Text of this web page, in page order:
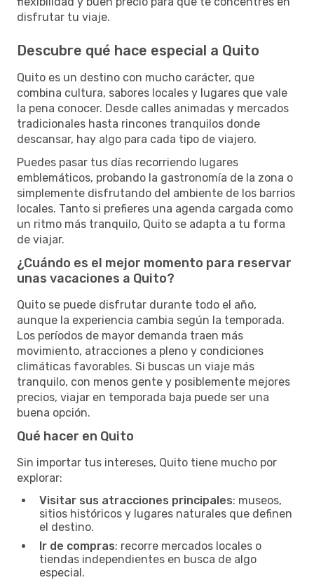
disfrutar tu viaje.
Descubre qué hace especial a Quito
Quito es un destino con mucho carácter, que
combina cultura, sabores locales y lugares que vale
la pena conocer. Desde calles animadas y mercados
tradicionales hasta rincones tranquilos donde
descansar, hay algo para cada tipo de viajero.
Puedes pasar tus días recorriendo lugares
emblemáticos, probando la gastronomía de la zona o
simplemente disfrutando del ambiente de los barrios
locales. Tanto si prefieres una agenda cargada como
un ritmo más tranquilo, Quito se adapta a tu forma
de viajar.
¿Cuándo es el mejor momento para reservar
unas vacaciones a Quito?
Quito se puede disfrutar durante todo el año,
aunque la experiencia cambia según la temporada.
Los períodos de mayor demanda traen más
movimiento, atracciones a pleno y condiciones
climáticas favorables. Si buscas un viaje más
tranquilo, con menos gente y posiblemente mejores
precios, viajar en temporada baja puede ser una
buena opción.
Qué hacer en Quito
Sin importar tus intereses, Quito tiene mucho por
explorar:
Visitar sus atracciones principales: museos,
sitios históricos y lugares naturales que definen
el destino.
Ir de compras: recorre mercados locales o
tiendas independientes en busca de algo
especial.